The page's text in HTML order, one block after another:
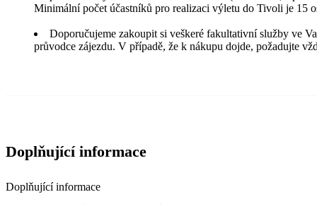
Minimální počet účastníků pro realizaci výletu do Tivoli je 15
Doporučujeme zakoupit si veškeré fakultativní služby ve
průvodce zájezdu. V případě, že k nákupu dojde, požadujte
Doplňující informace
Doplňující informace